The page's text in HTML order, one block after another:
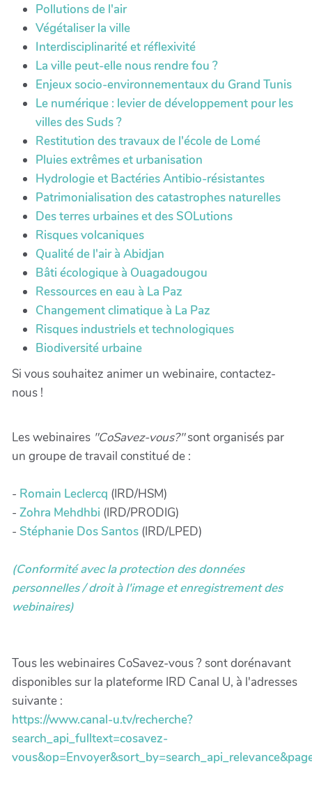
Pollutions de l'air
Végétaliser la ville
Interdisciplinarité et réflexivité
La ville peut-elle nous rendre fou ?
Enjeux socio-environnementaux du Grand Tunis
Le numérique : levier de développement pour les
villes des Suds ?
Restitution des travaux de l'école de Lomé
Pluies extrêmes et urbanisation
Hydrologie et Bactéries Antibio-résistantes
Patrimonialisation des catastrophes naturelles
Des terres urbaines et des SOLutions
Risques volcaniques
Qualité de l'air à Abidjan
Bâti écologique à Ouagadougou
Ressources en eau à La Paz
Changement climatique à La Paz
Risques industriels et technologiques
Biodiversité urbaine
Si vous souhaitez animer un webinaire, contactez-
nous !
Les webinaires "CoSavez-vous?"sont organisés par
un groupe de travail constitué de :
- Romain Leclercq (IRD/HSM)
- Zohra Mehdhbi (IRD/PRODIG)
- Stéphanie Dos Santos (IRD/LPED)
(Conformité avec la protection des données
personnelles / droit à l'image et enregistrement des
webinaires)
Tous les webinaires CoSavez-vous ? sont dorénavant
disponibles sur la plateforme IRD Canal U, à l'adresses
suivante :
https://www.canal-u.tv/recherche?
search_api_fulltext=cosavez-